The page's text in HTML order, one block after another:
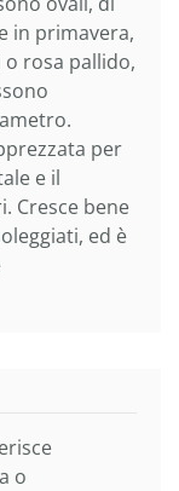
in primavera,
rosa pallido,
per
e il
Cresce bene
ed è
o